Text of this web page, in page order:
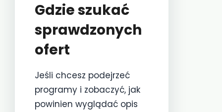
Gdzie szukać
sprawdzonych
ofert
Jeśli chcesz podejrzeć
programy i zobaczyć, jak
powinien wyglądać opis